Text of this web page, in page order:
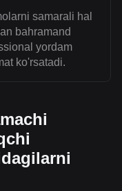
samarali hal
bahramand
yordam
ko'rsatadi.